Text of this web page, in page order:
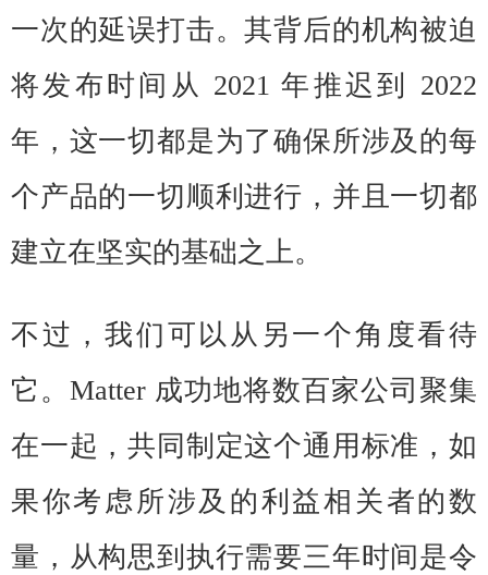
一次的延误打击。其背后的机构被迫
将发布时间从 2021 年推迟到 2022
年，这一切都是为了确保所涉及的每
个产品的一切顺利进行，并且一切都
建立在坚实的基础之上。
不过，我们可以从另一个角度看待
它。Matter 成功地将数百家公司聚集
在一起，共同制定这个通用标准，如
果你考虑所涉及的利益相关者的数
量，从构思到执行需要三年时间是令